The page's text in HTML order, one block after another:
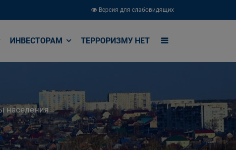
Версия для слабовидящих
ИНВЕСТОРАМ ТЕРРОРИЗМУ НЕТ
населения